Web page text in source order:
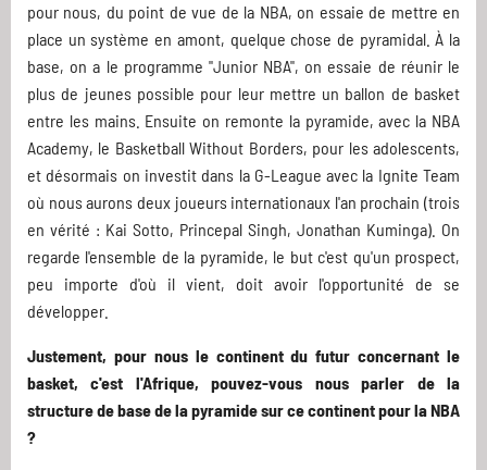
pour nous, du point de vue de la NBA, on essaie de mettre en
place un système en amont, quelque chose de pyramidal. À la
base, on a le programme "Junior NBA", on essaie de réunir le
plus de jeunes possible pour leur mettre un ballon de basket
entre les mains. Ensuite on remonte la pyramide, avec la NBA
Academy, le Basketball Without Borders, pour les adolescents,
et désormais on investit dans la G-League avec la Ignite Team
où nous aurons deux joueurs internationaux l'an prochain (trois
en vérité : Kai Sotto, Princepal Singh, Jonathan Kuminga). On
regarde l'ensemble de la pyramide, le but c'est qu'un prospect,
peu importe d'où il vient, doit avoir l'opportunité de se
développer.
Justement, pour nous le continent du futur concernant le
basket, c'est l'Afrique, pouvez-vous nous parler de la
structure de base de la pyramide sur ce continent pour la NBA
?